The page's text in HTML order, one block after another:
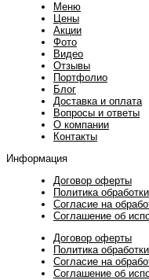
Меню
Цены
Акции
Фото
Видео
Отзывы
Портфолио
Блог
Доставка и оплата
Вопросы и ответы
О компании
Контакты
Информация
Договор оферты
Политика
Согласие на
Соглашение об
Договор оферты
Политика
Согласие на
Соглашение об